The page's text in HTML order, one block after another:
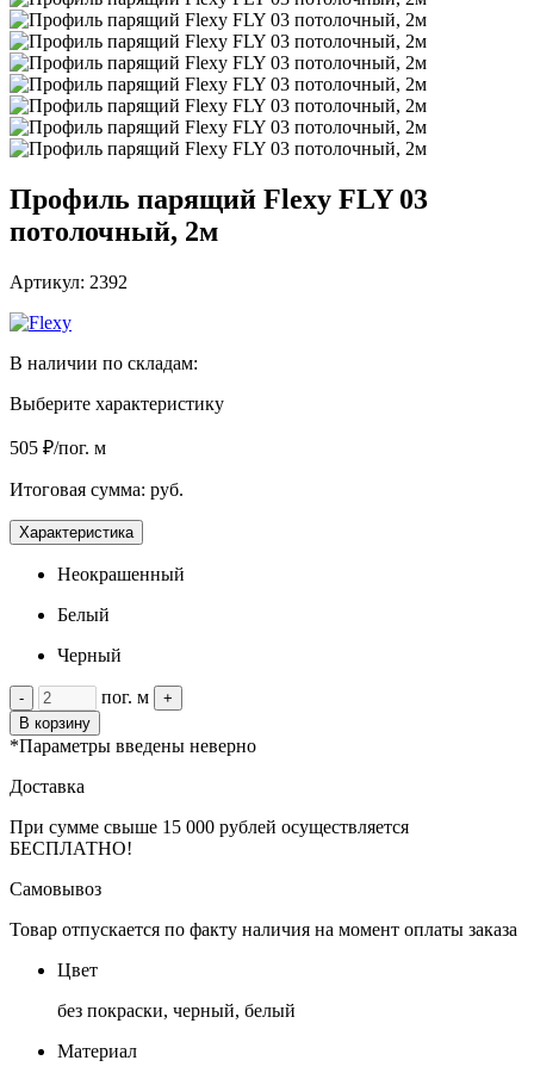
Профиль парящий Flexy FLY 03
потолочный, 2м
Артикул: 2392
В наличии по складам:
Выберите характеристику
505 ₽/пог. м
Итоговая сумма: руб.
Характеристика
Неокрашенный
Белый
Черный
- пог. м
+
В корзину
*Параметры введены неверно
Доставка
При сумме свыше 15 000 рублей осуществляется
БЕСПЛАТНО!
Самовывоз
Товар отпускается по факту наличия на момент оплаты заказа
Цвет
без покраски, черный, белый
Материал